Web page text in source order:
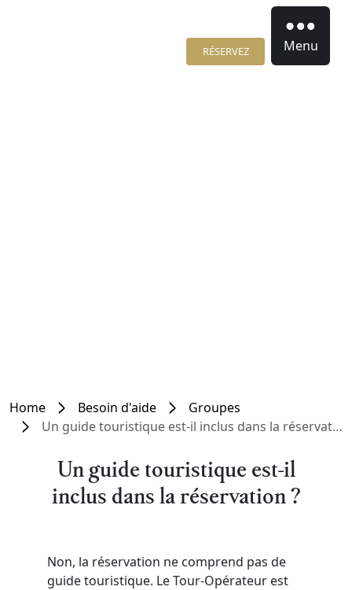
RÉSERVEZ Menu
Home Besoin d'aide
Groupes
Un guide touristique est-il inclus dans la réservation ?
Un guide touristique est-il
inclus dans la réservation ?
Non, la réservation ne comprend pas de
guide touristique. Le Tour-Opérateur est